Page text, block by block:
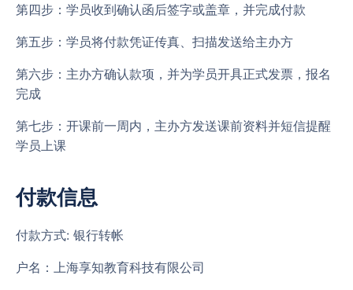
第四步：学员收到确认函后签字或盖章，并完成付款
第五步：学员将付款凭证传真、扫描发送给主办方
第六步：主办方确认款项，并为学员开具正式发票，报名
完成
第七步：开课前一周内，主办方发送课前资料并短信提醒
学员上课
付款信息
付款方式: 银行转帐
户名：上海享知教育科技有限公司